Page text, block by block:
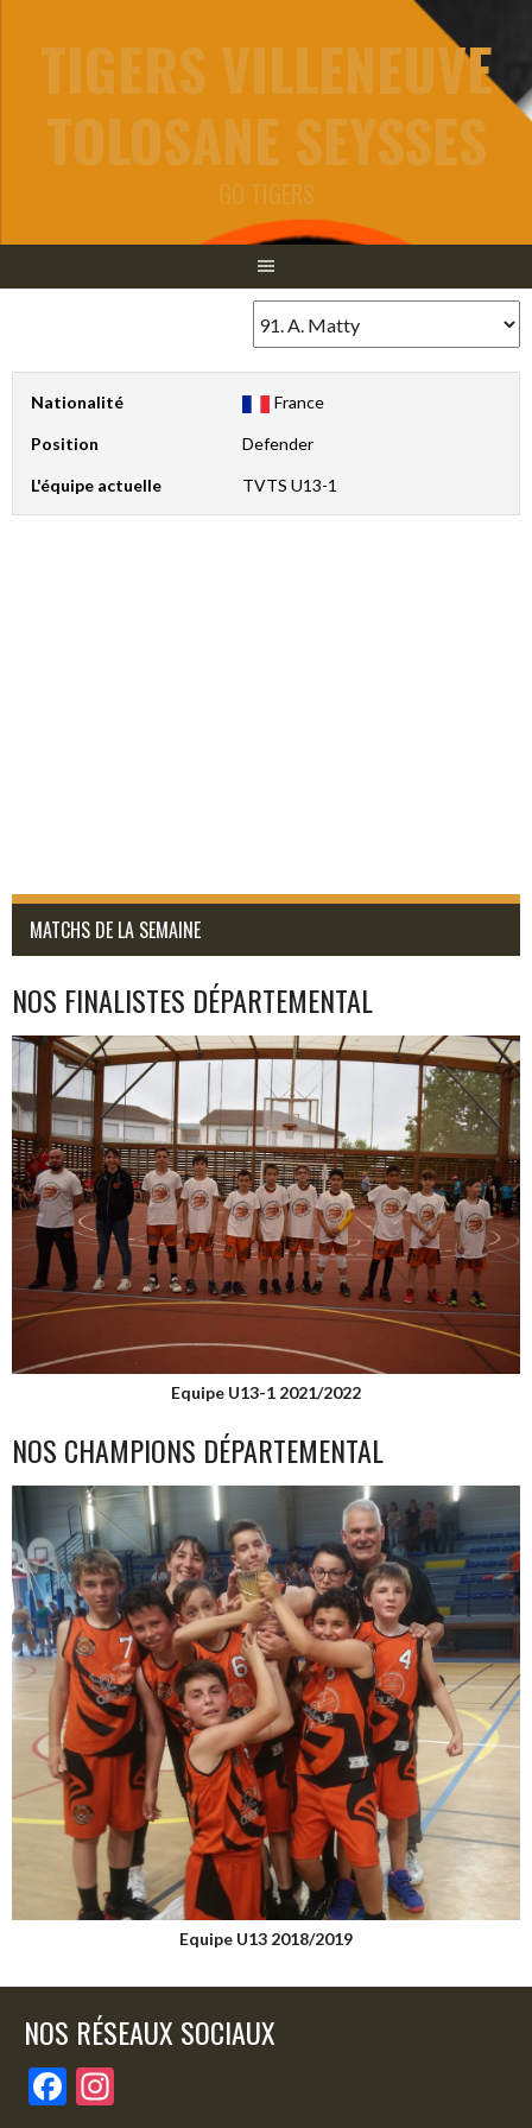
TIGERS VILLENEUVE
TOLOSANE SEYSSES
GO TIGERS
Nationalité France
Position Defender
L'équipe actuelle TVTS U13-1
MATCHS DE LA SEMAINE
NOS FINALISTES DÉPARTEMENTAL
Equipe U13-1 2021/2022
NOS CHAMPIONS DÉPARTEMENTAL
Equipe U13 2018/2019
NOS RÉSEAUX SOCIAUX
F